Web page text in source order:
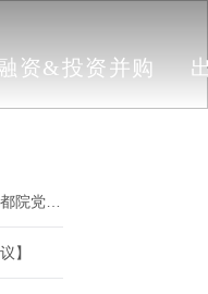
资&投资并购
】